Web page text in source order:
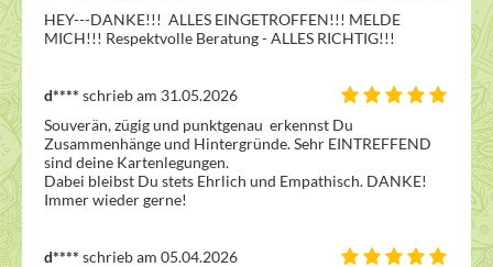
HEY---DANKE!!!  ALLES EINGETROFFEN!!! MELDE
MICH!!! Respektvolle Beratung - ALLES RICHTIG!!!
d**** schrieb am 31.05.2026
Souverän, zügig und punktgenau  erkennst Du
Zusammenhänge und Hintergründe. Sehr EINTREFFEND
sind deine Kartenlegungen.
Dabei bleibst Du stets Ehrlich und Empathisch. DANKE!
Immer wieder gerne!
d**** schrieb am 05.04.2026